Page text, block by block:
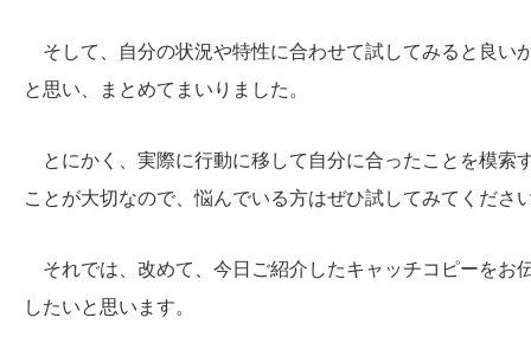
そして、自分の状況や特性に合わせて試してみると良い
と思い、まとめてまいりました。
とにかく、実際に行動に移して自分に合ったことを模索
ことが大切なので、悩んでいる方はぜひ試してみてくださ
それでは、改めて、今日ご紹介したキャッチコピーをお
したいと思います。